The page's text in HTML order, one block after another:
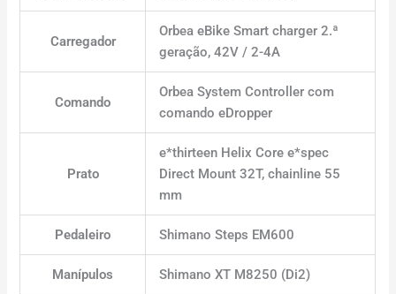
Carregador
Orbea eBike Smart charger 2.ª
geração, 42V / 2-4A
Comando
Orbea System Controller com
comando eDropper
Prato
e*thirteen Helix Core e*spec
Direct Mount 32T, chainline 55
mm
Pedaleiro Shimano Steps EM600
Manípulos Shimano XT M8250 (Di2)